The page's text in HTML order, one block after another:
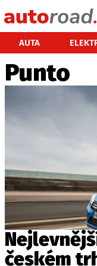
AUTA
Punto
českém